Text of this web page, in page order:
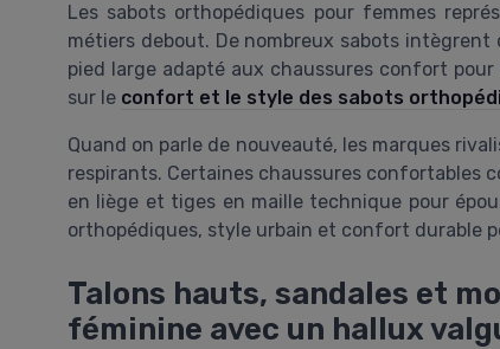
Les sabots orthopédiques pour femmes
métiers debout. De nombreux sabots
pied large adapté aux chaussures confort
sur le confort et le style des sabots
Quand on parle de nouveauté, les marques
respirants. Certaines chaussures confortables
en liège et tiges en maille technique pour
orthopédiques, style urbain et confort durable
Talons hauts, sandales et
féminine avec un hallux